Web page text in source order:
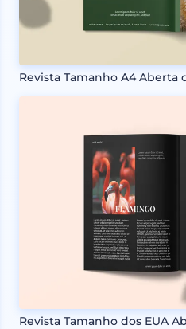
Revista Tamanho A4 Aberta
Revista Tamanho dos EUA